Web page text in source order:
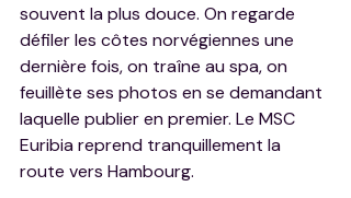
souvent la plus douce. On regarde
défiler les côtes norvégiennes une
dernière fois, on traîne au spa, on
feuillète ses photos en se demandant
laquelle publier en premier. Le MSC
Euribia reprend tranquillement la
route vers Hambourg.